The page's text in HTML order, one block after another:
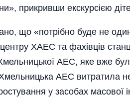
прикривши екскурсією
що «потрібно буде не один
ХАЕС та фахівців
АЕС, яке вже
АЕС витратила
у засобах масової